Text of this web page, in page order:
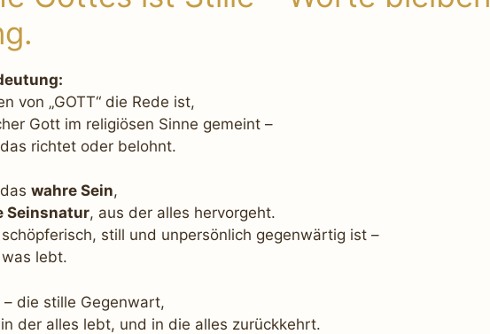
von „GOTT“ die Rede ist,
Gott im religiösen Sinne gemeint –
richtet oder belohnt.
wahre Sein,
Seinsnatur, aus der alles hervorgeht.
still und unpersönlich gegenwärtig ist –
lebt.
– die stille Gegenwart,
der alles lebt, und in die alles zurückkehrt.